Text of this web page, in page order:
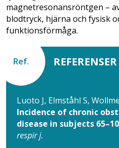
magnetresonansröntgen –
blodtryck, hjärna och fysisk
funktionsförmåga.
Ref. REFERENSER
Luoto J, Elmståhl S,
Incidence of chronic
disease in subjects
respir j.